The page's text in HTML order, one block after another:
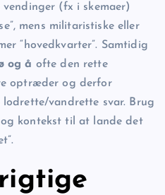
vendinger (fx i skemaer)
mens militaristiske eller
“hovedkvarter”. Samtidig
og å ofte den rette
optræder og derfor
vandrette svar. Brug
kontekst til at lande det